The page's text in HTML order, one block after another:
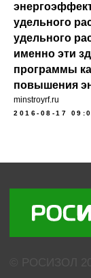
удельного
удельного
именно эти
программы
повышения
minstroyrf.ru
2016-08-17